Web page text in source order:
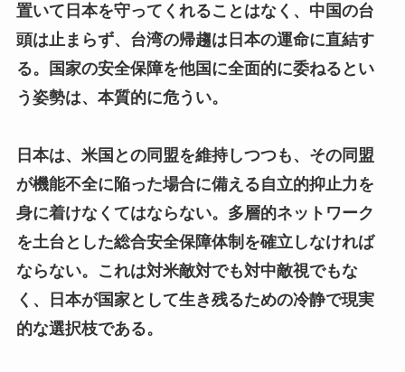
置いて日本を守ってくれることはなく、中国の台
頭は止まらず、台湾の帰趨は日本の運命に直結す
る。国家の安全保障を他国に全面的に委ねるとい
う姿勢は、本質的に危うい。
日本は、米国との同盟を維持しつつも、その同盟
が機能不全に陥った場合に備える自立的抑止力を
身に着けなくてはならない。多層的ネットワーク
を土台とした総合安全保障体制を確立しなければ
ならない。これは対米敵対でも対中敵視でもな
く、日本が国家として生き残るための冷静で現実
的な選択枝である。